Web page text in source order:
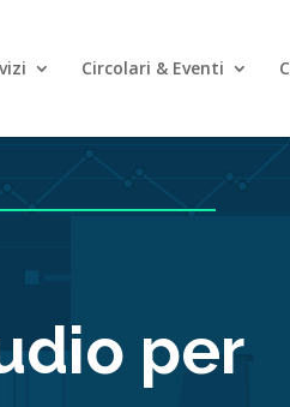
Circolari & Eventi
per